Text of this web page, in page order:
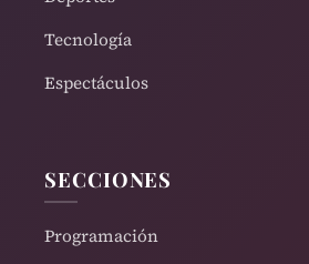
Tecnología
Espectáculos
SECCIONES
Programación